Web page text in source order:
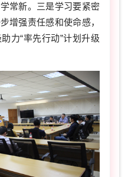
常新。三是学习要紧密
增强责任感和使命感，
力“率先行动”计划升级